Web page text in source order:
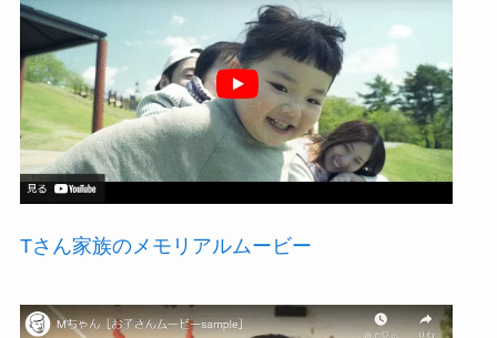
Tさん家族のメモリアルムービー